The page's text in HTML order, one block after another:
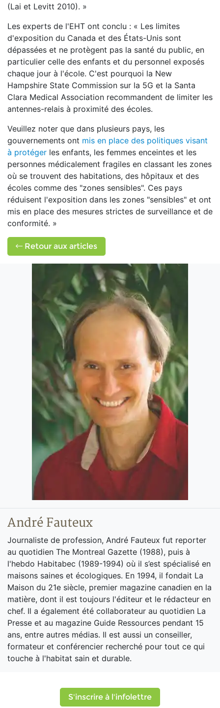
(Lai et Levitt 2010). »
Les experts de l'EHT ont conclu : « Les limites
d'exposition du Canada et des États-Unis sont
dépassées et ne protègent pas la santé du public, en
particulier celle des enfants et du personnel exposés
chaque jour à l'école. C'est pourquoi la New
Hampshire State Commission sur la 5G et la Santa
Clara Medical Association recommandent de limiter les
antennes-relais à proximité des écoles.
Veuillez noter que dans plusieurs pays, les
gouvernements ont mis en place des politiques visant
à protéger les enfants, les femmes enceintes et les
personnes médicalement fragiles en classant les zones
où se trouvent des habitations, des hôpitaux et des
écoles comme des "zones sensibles". Ces pays
réduisent l'exposition dans les zones "sensibles" et ont
mis en place des mesures strictes de surveillance et de
conformité. »
Retour aux articles
André Fauteux
Journaliste de profession, André Fauteux fut reporter
au quotidien The Montreal Gazette (1988), puis à
l'hebdo Habitabec (1989-1994) où il s’est spécialisé en
maisons saines et écologiques. En 1994, il fondait La
Maison du 21e siècle, premier magazine canadien en la
matière, dont il est toujours l'éditeur et le rédacteur en
chef. Il a également été collaborateur au quotidien La
Presse et au magazine Guide Ressources pendant 15
ans, entre autres médias. Il est aussi un conseiller,
formateur et conférencier recherché pour tout ce qui
touche à l'habitat sain et durable.
S'inscrire à l'infolettre